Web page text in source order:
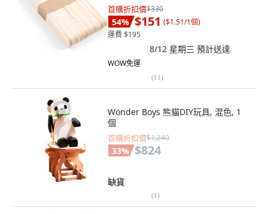
首購折扣價$330
54% $151 ($1.51/1個)
運費 $195
8/12 星期三 預計送達
WOW免運
(11)
Wonder Boys 熊貓DIY玩具, 混色, 1
個
首購折扣價$1,240
33% $824
缺貨
(1)